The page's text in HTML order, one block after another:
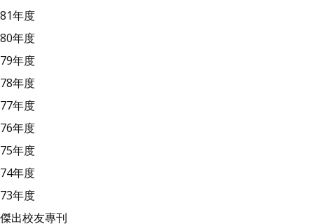
81年度
80年度
79年度
78年度
77年度
76年度
75年度
74年度
73年度
傑出校友專刊